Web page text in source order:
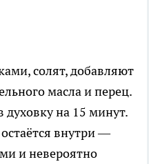
солят, добавляют
масла и перец.
на 15 минут.
внутри —
и невероятно